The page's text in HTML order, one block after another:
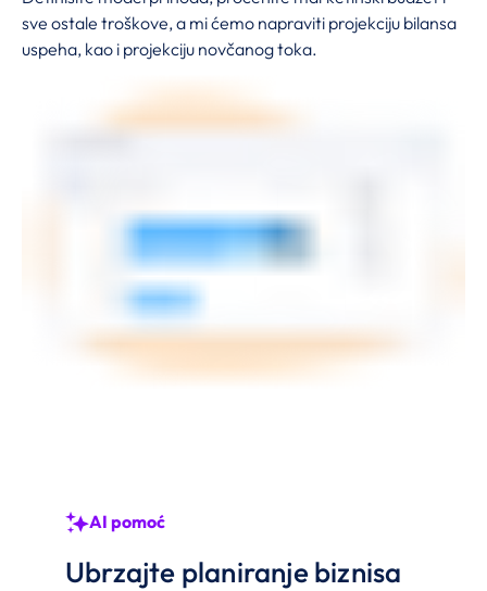
sve ostale troškove, a mi ćemo napraviti projekciju bilansa
uspeha, kao i projekciju novčanog toka.
AI pomoć
Ubrzajte planiranje biznisa